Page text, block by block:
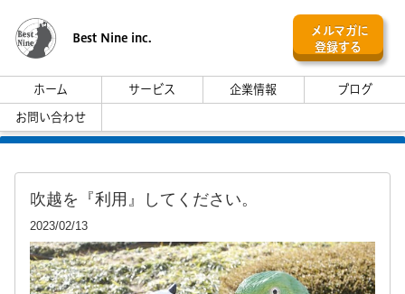
Best Nine inc.
メルマガに
登録する
ホーム サービス 企業情報
ブログ
お問い合わせ
吹越を『利用』してください。
2023/02/13